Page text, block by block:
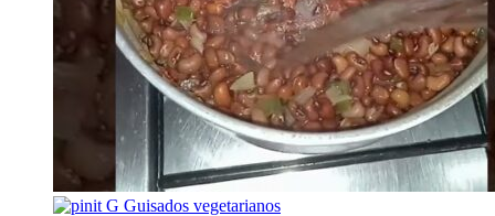
G Guisados vegetarianos